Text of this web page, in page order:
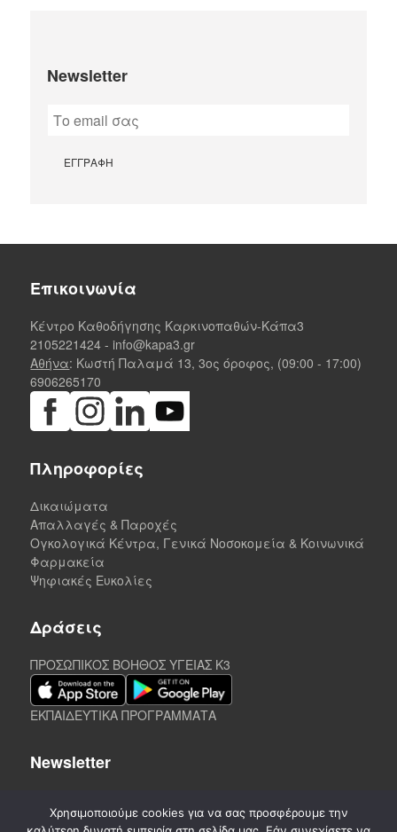
Newsletter
Επικοινωνία
Κέντρο Καθοδήγησης Καρκινοπαθών-Κάπα3
2105221424 - info@kapa3.gr
Αθήνα: Κωστή Παλαμά 13, 3ος όροφος, (09:00 - 17:00)
6906265170
Πληροφορίες
Δικαιώματα
Απαλλαγές & Παροχές
Ογκολογικά Κέντρα, Γενικά Νοσοκομεία & Κοινωνικά
Φαρμακεία
Ψηφιακές Ευκολίες
Δράσεις
ΠΡΟΣΩΠΙΚΟΣ ΒΟΗΘΟΣ ΥΓΕΙΑΣ K3
ΕΚΠΑΙΔΕΥΤΙΚΑ ΠΡΟΓΡΑΜΜΑΤΑ
Newsletter
Χρησιμοποιούμε cookies για να σας προσφέρουμε την